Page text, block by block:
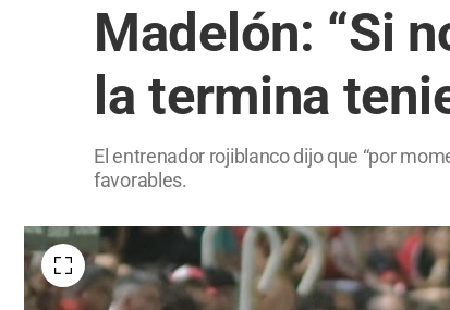
Madelón: “Si
la termina
El entrenador rojiblanco dijo que “por
favorables.